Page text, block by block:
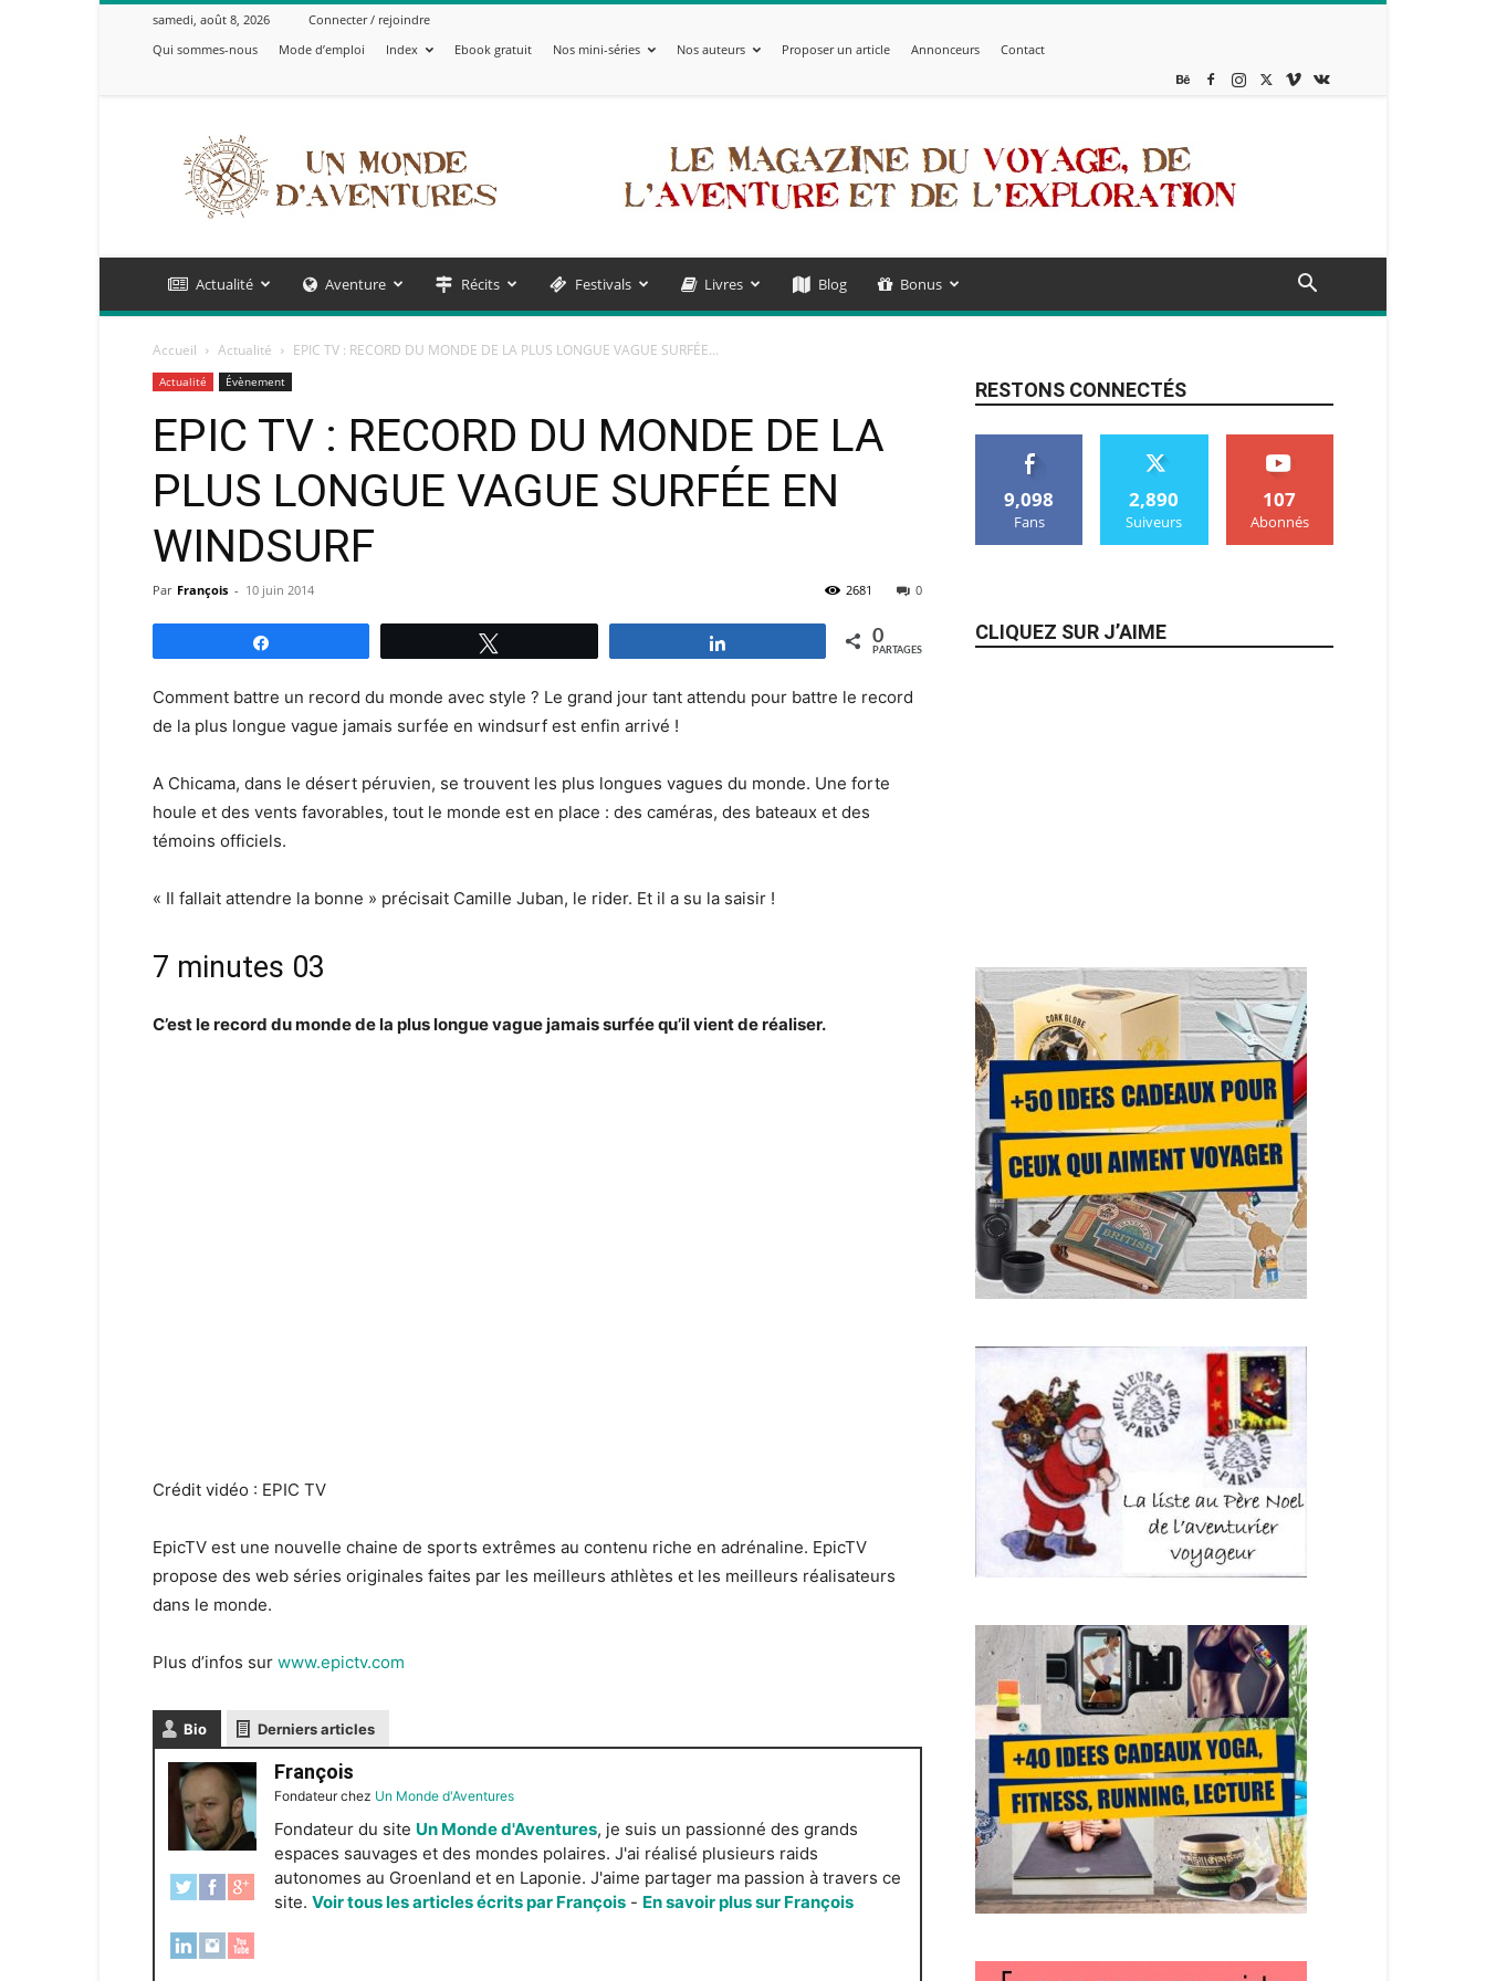
samedi, août 8, 2026
Connecter / rejoindre
Qui sommes-nous
Mode d’emploi Index Ebook gratuit Nos mini-séries Nos auteurs Proposer un article Annonceurs Contact
Monde
d'Aventures
Actualité Aventure Récits Festivals Livres Blog Bonus
Accueil Actualité EPIC TV : RECORD DU MONDE DE LA PLUS LONGUE VAGUE SURFÉE...
Actualité Évènement
EPIC TV : RECORD DU MONDE DE LA
PLUS LONGUE VAGUE SURFÉE EN
WINDSURF
Par François - 10 juin 2014 0
2681
0
PARTAGES
Comment battre un record du monde avec style ? Le grand jour tant attendu pour battre le record
de la plus longue vague jamais surfée en windsurf est enfin arrivé !
A Chicama, dans le désert péruvien, se trouvent les plus longues vagues du monde. Une forte
houle et des vents favorables, tout le monde est en place : des caméras, des bateaux et des
témoins officiels.
« Il fallait attendre la bonne » précisait Camille Juban, le rider. Et il a su la saisir !
7 minutes 03
C’est le record du monde de la plus longue vague jamais surfée qu’il vient de réaliser.
Crédit vidéo : EPIC TV
EpicTV est une nouvelle chaine de sports extrêmes au contenu riche en adrénaline. EpicTV
propose des web séries originales faites par les meilleurs athlètes et les meilleurs réalisateurs
dans le monde.
Plus d’infos sur www.epictv.com
Bio Derniers articles
François
Fondateurchez Un Monde d'Aventures
Fondateur du site Un Monde d'Aventures, je suis un passionné des grands
espaces sauvages et des mondes polaires. J'ai réalisé plusieurs raids
autonomes au Groenland et en Laponie. J'aime partager ma passion à travers ce
site. Voir tous les articles écrits par François - En savoir plus sur François
RESTONS CONNECTÉS
9,098
Fans
2,890
Suiveurs
107
Abonnés
CLIQUEZ SUR J’AIME